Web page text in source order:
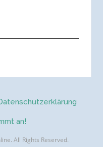
an!
All Rights Reserved.